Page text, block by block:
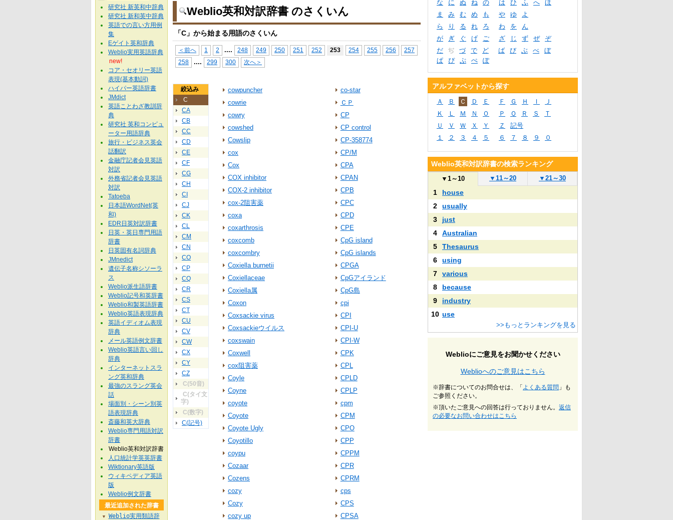
Weblio英和対訳辞書 のさくいん
「C」から始まる用語のさくいん
＜前へ 1 2 .... 248 249 250 251 252 253 254 255 256
257
258
.... 299 300 次へ＞
絞込み
C
CA
CB
CC
CD
CE
CF
CG
CH
CI
CJ
CK
CL
CM
CN
CO
CP
CQ
CR
CS
CT
CU
CV
CW
CX
CY
CZ
C(50音)
C(タイ文
字)
C(数字)
C(記号)
cowpuncher
cowrie
cowry
cowshed
Cowslip
cox
Cox
COX inhibitor
COX-2 inhibitor
cox-2阻害薬
coxa
coxarthrosis
coxcomb
coxcombry
Coxiella burnetii
Coxiellaceae
Coxiella属
Coxon
Coxsackie virus
Coxsackieウイルス
coxswain
Coxwell
cox阻害薬
Coyle
Coyne
coyote
Coyote
Coyote Ugly
Coyotillo
coypu
Cozaar
Cozens
cozy
Cozy
cozy up
co‐star
ＣＰ
CP
CP control
CP-358774
CP/M
CPA
CPAN
CPB
CPC
CPD
CPE
CpG island
CpG islands
CPGA
CpGアイランド
CpG島
cpi
CPI
CPI-U
CPI-W
CPK
CPL
CPLD
CPLP
cpm
CPM
CPO
CPP
CPPM
CPR
CPRM
cps
CPS
CPSA
研究社 新英和中辞典
研究社 新和英中辞典
英語での言い方用例
集
Eゲイト英和辞典
Weblio実用英語辞典
new!
コア・セオリー英語
表現(基本動詞)
ハイパー英語辞書
JMdict
英語ことわざ教訓辞
典
研究社 英和コンピュ
ーター用語辞典
旅行・ビジネス英会
話翻訳
金融庁記者会見英語
対訳
外務省記者会見英語
対訳
Tatoeba
日本語WordNet(英
和)
EDR日英対訳辞書
日英・英日専門用語
辞書
日英固有名詞辞典
JMnedict
遺伝子名称シソーラ
ス
Weblio派生語辞書
Weblio記号和英辞書
Weblio和製英語辞書
Weblio英語表現辞典
英語イディオム表現
辞典
メール英語例文辞書
Weblio英語言い回し
辞典
インターネットスラ
ング英和辞典
最強のスラング英会
話
場面別・シーン別英
語表現辞典
斎藤和英大辞典
Weblio専門用語対訳
辞書
Weblio英和対訳辞書
人口統計学英英辞書
Wiktionary英語版
ウィキペディア英語
版
Weblio例文辞書
最近追加された辞書
▼
Weblio実用類語辞
な
に ぬ ね の は ひ ふ へ
ほ
ま
み む め も や ゆ
よ
ら
り る れ ろ わ を
ん
が
ぎ ぐ げ ご ざ じ ず ぜ
ぞ
だ
ぢ づ で ど ば び ぶ べ
ぼ
ぱ
ぴ ぷ ぺ ぽ
アルファベットから探す
Ａ Ｂ Ｃ Ｄ Ｅ Ｆ Ｇ Ｈ Ｉ
Ｊ
Ｋ
Ｌ Ｍ Ｎ Ｏ Ｐ Ｑ Ｒ Ｓ
Ｔ
Ｕ
Ｖ Ｗ Ｘ Ｙ Ｚ
記号
１
２ ３ ４ ５ ６ ７ ８ ９ ０
Weblio英和対訳辞書の検索ランキング
▼ 1～10 ▼ 11～20 ▼ 21～30
1
house
2
usually
3
just
4
Australian
5
Thesaurus
6
using
7
various
8
because
9
industry
10 use
>>もっとランキングを見る
Weblioにご意見をお聞かせください
Weblioへのご意見はこちら
※辞書についてのお問合せは、「 よくある質問 」も
ご参照ください。
※頂いたご意見への回答は行っておりません。 返信
の必要なお問い合わせはこちら